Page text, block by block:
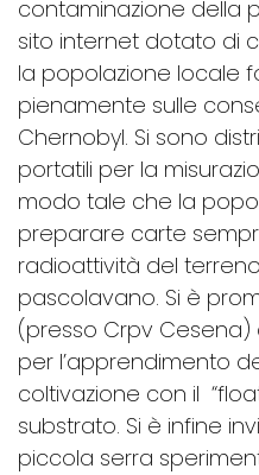
contaminazione della
sito internet dotato di
la popolazione locale
pienamente sulle
Chernobyl. Si sono
portatili per la
modo tale che la
preparare carte
radioattività del
pascolavano. Si è
(presso Crpv Cesena)
per l’apprendimento
coltivazione con il
substrato. Si è infine
piccola serra